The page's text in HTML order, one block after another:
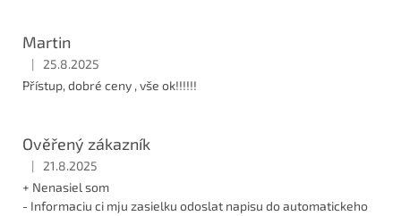
Martin
Hodnocení obchodu je 5 z 5 hvězdiček.
|
25.8.2025
Přístup, dobré ceny , vše ok!!!!!!
Ověřený zákazník
Hodnocení obchodu je 2 z 5 hvězdiček.
|
21.8.2025
+ Nenasiel som
- Informaciu ci mju zasielku odoslat napisu do automatickeho